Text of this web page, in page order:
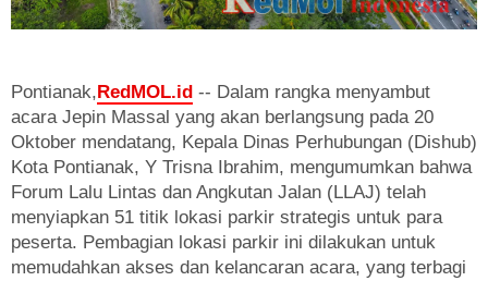
Pontianak,RedMOL.id -- Dalam rangka menyambut
acara Jepin Massal yang akan berlangsung pada 20
Oktober mendatang, Kepala Dinas Perhubungan (Dishub)
Kota Pontianak, Y Trisna Ibrahim, mengumumkan bahwa
Forum Lalu Lintas dan Angkutan Jalan (LLAJ) telah
menyiapkan 51 titik lokasi parkir strategis untuk para
peserta. Pembagian lokasi parkir ini dilakukan untuk
memudahkan akses dan kelancaran acara, yang terbagi